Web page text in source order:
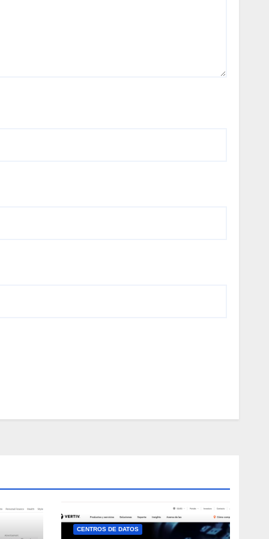
CENTROS DE DATOS